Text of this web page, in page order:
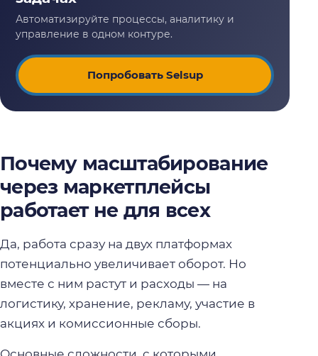
Попробовать Selsup
Почему масштабирование
через маркетплейсы
работает не для всех
Да, работа сразу на двух платформах
потенциально увеличивает оборот. Но
вместе с ним растут и расходы — на
логистику, хранение, рекламу, участие в
акциях и комиссионные сборы.